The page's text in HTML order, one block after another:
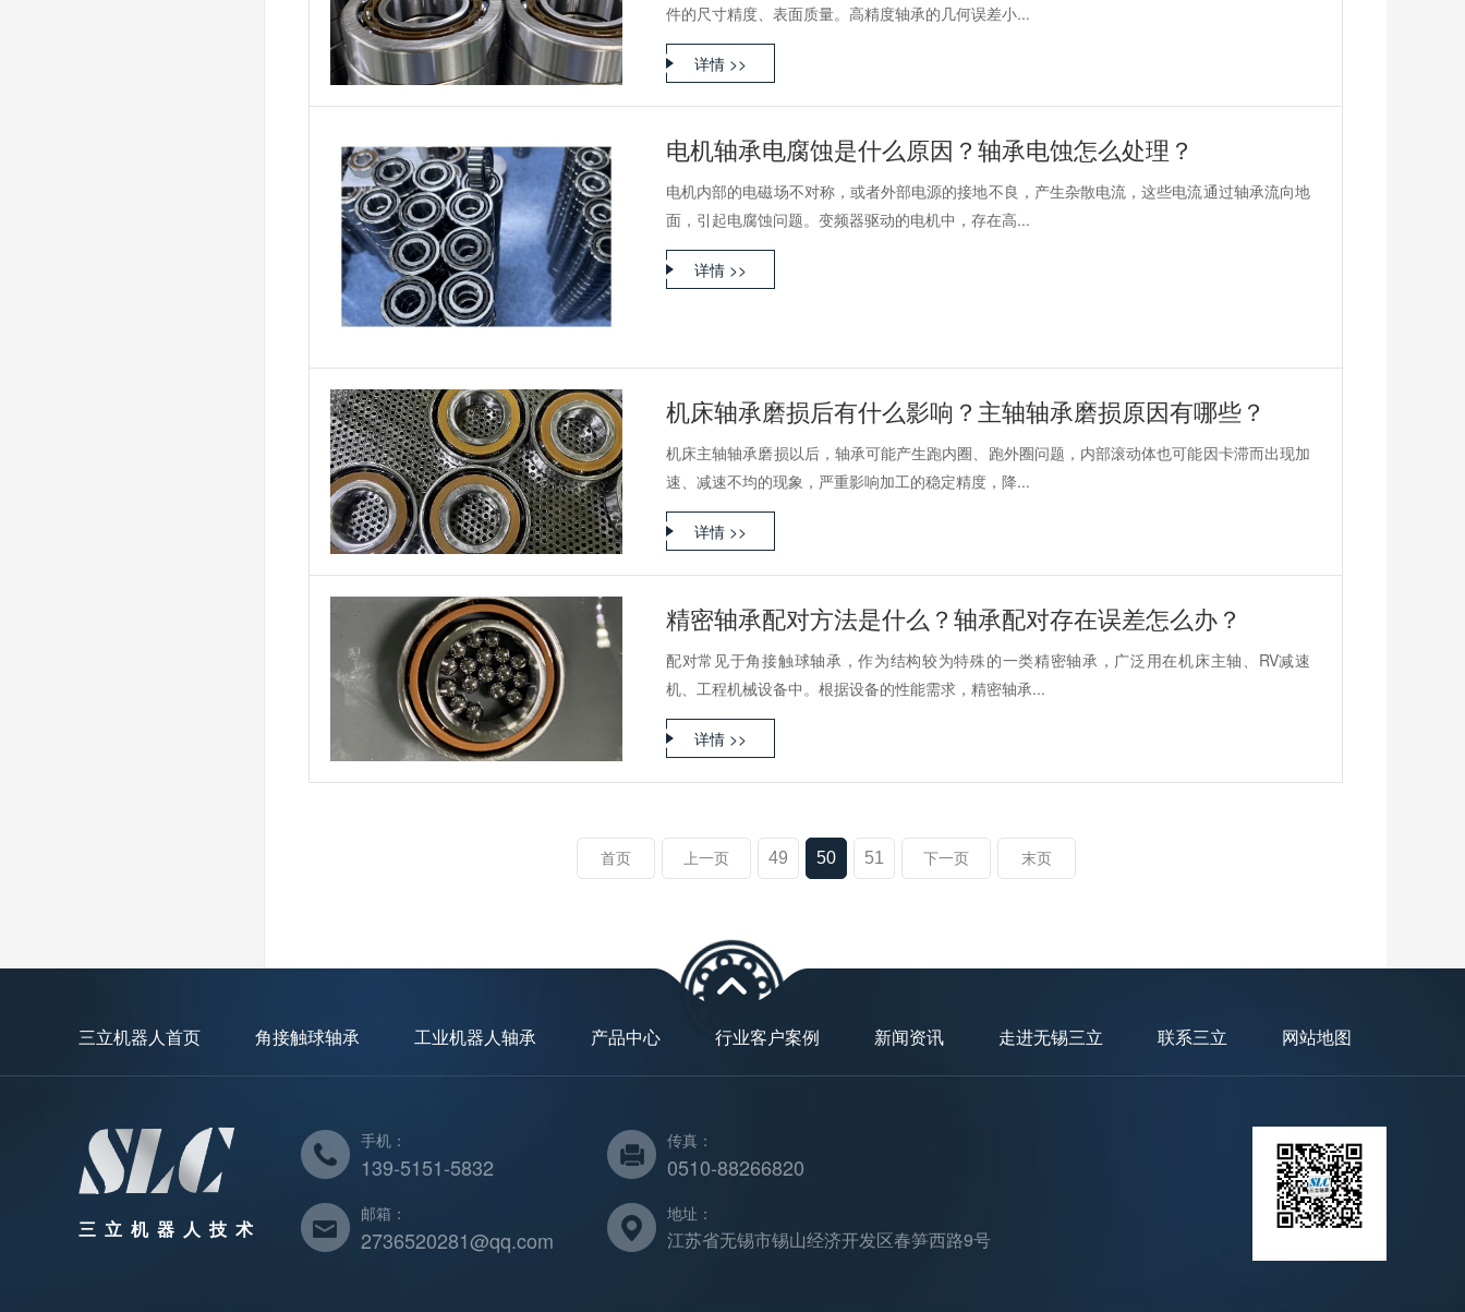
件的尺寸精度、表面质量。高精度轴承的几何误差小...
详情 >>
电机轴承电腐蚀是什么原因？轴承电蚀怎么处理？
电机内部的电磁场不对称，或者外部电源的接地不良，产生杂散电流，这些电流通过轴承流向地
面，引起电腐蚀问题。变频器驱动的电机中，存在高...
详情 >>
机床轴承磨损后有什么影响？主轴轴承磨损原因有哪些？
机床主轴轴承磨损以后，轴承可能产生跑内圈、跑外圈问题，内部滚动体也可能因卡滞而出现加
速、减速不均的现象，严重影响加工的稳定精度，降...
详情 >>
精密轴承配对方法是什么？轴承配对存在误差怎么办？
配对常见于角接触球轴承，作为结构较为特殊的一类精密轴承，广泛用在机床主轴、RV减速
机、工程机械设备中。根据设备的性能需求，精密轴承...
详情 >>
首页 上一页 49 50 51 下一页 末页
三立机器人首页 角接触球轴承 工业机器人轴承 产品中心 行业客户案例 新闻资讯 走进无锡三立 联系三立 网站地图
三立机器人技术
手机：
139-5151-5832
传真：
0510-88266820
邮箱：
2736520281@qq.com
地址：
江苏省无锡市锡山经济开发区春笋西路9号